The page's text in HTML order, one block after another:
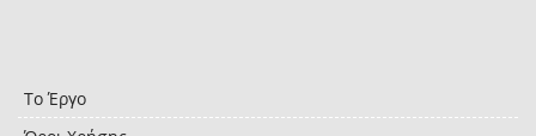
Το Έργο